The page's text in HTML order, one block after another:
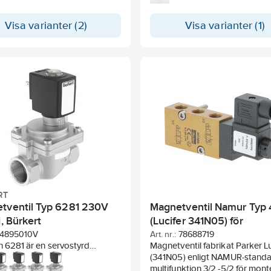
och öppningstiderna
W270, RiSE certifierad.
Visa varianter (2) Visa varianter (1)
Typ 6281 230V
Bürkert
4895010V
6281 är en servostyrd
För ventilens korrekta
krävs alltid ett minsta
Magnetventil Namur Typ
(Lucifer 341N05) för
pneumatiska manöverdon
Art. nr.: 78688719
Magnetventil fabrikat Parker
(341N05) enligt NAMUR-
multifunktion 3/2 -5/2 för